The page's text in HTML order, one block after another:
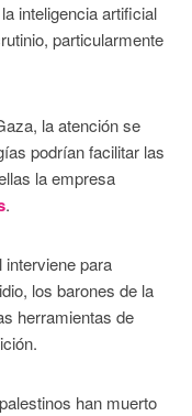
inteligencia artificial
particularmente
la atención se
podrían facilitar las
la empresa
.
interviene para
los barones de la
herramientas de
han muerto